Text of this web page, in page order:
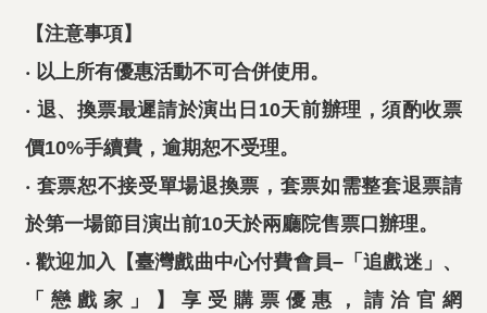
【注意事項】
‧ 以上所有優惠活動不可合併使用。
‧ 退、換票最遲請於演出日10天前辦理，須酌收票
價10%手續費，逾期恕不受理。
‧ 套票恕不接受單場退換票，套票如需整套退票請
於第一場節目演出前10天於兩廳院售票口辦理。
‧ 歡迎加入【臺灣戲曲中心付費會員–「追戲迷」、
「戀戲家」】享受購票優惠，請洽官網